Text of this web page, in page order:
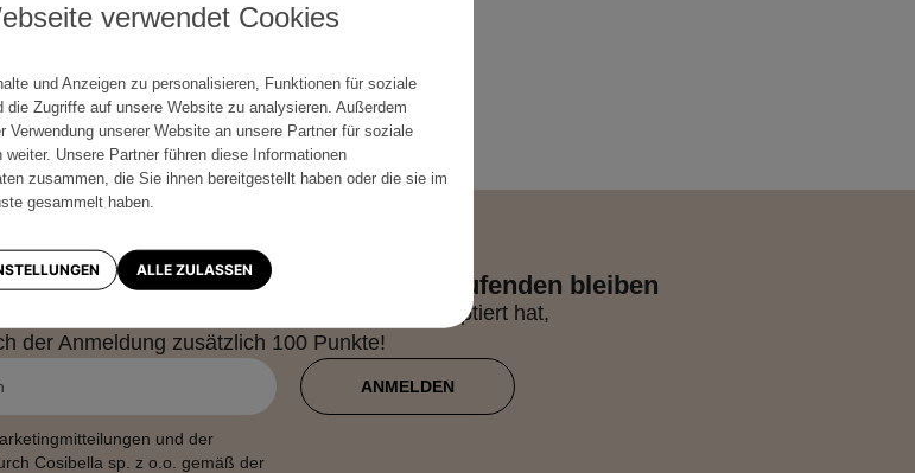
verwendet Cookies
und Anzeigen zu personalisieren, Funktionen für soziale
die Zugriffe auf unsere Website zu analysieren. Außerdem
Verwendung unserer Website an unsere Partner für soziale
weiter. Unsere Partner führen diese Informationen
zusammen, die Sie ihnen bereitgestellt haben oder die sie im
gesammelt haben.
ALLE ZULASSEN
abonnieren und bei uns auf dem Laufenden bleiben
des Treueprogramms akzeptiert hat,
der Anmeldung zusätzlich 100 Punkte!
und der
Cosibella sp. z o.o. gemäß der
ANMELDEN